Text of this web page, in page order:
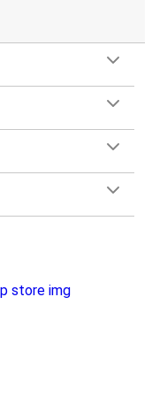
FlixBusa
z
jedną sztuka bagażu
głównego
bagażu.
ale jeśli chcesz
klasyczne,